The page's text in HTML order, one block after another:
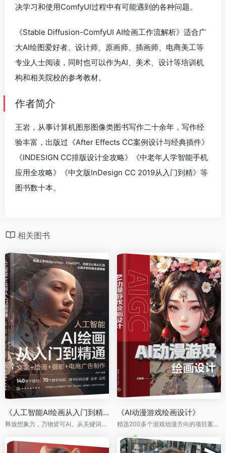
决学习和使用ComfyUI过程中有可能遇到的各种问题。
《Stable Diffusion-ComfyUI AI绘画工作流解析》适合广
大AI绘图爱好者、设计师、原画师、插画师、电商美工等
专业人士阅读，同时也可以作为AI、美术、设计等培训机
构和相关院校的参考教材。
作者简介
王岩，从事计算机图形图像类图书写作二十余年，写作经
验丰富，出版过《After Effects CC案例设计与经典插件》
《INDESIGN CC排版设计全攻略》《中老年人学智能手机
应用全攻略》《中文版InDesign CC 2019从入门到精》等
图书数十本。
相关图书
《人工智能AI绘画从入门到精通：文案＋绘画＋摄影＋电商广告制作》
释放想象力，万物皆可AI。从关键词到出图，AI绘画全面精通。
《AI动漫游戏绘画设计》
精选200多个游戏动漫方向的项目案例，全方位展示AI绘画在游戏动漫行业中的应用。